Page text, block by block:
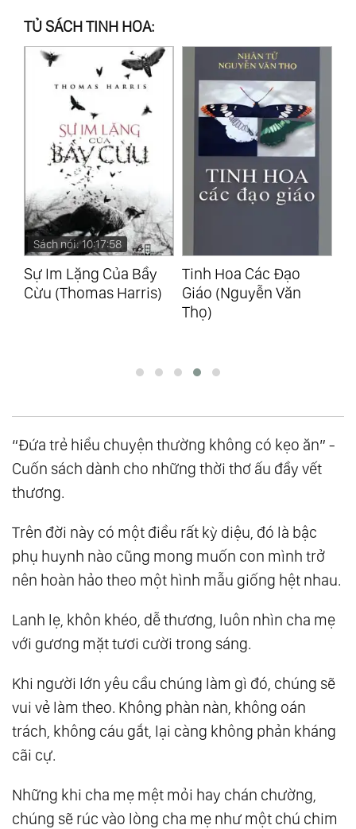
TỦ SÁCH TINH HOA:
Sách nói: 10:17:58
Sự Im Lặng Của Bầy
Cừu (Thomas Harris)
Tinh Hoa Các Đạo
Giáo (Nguyễn Văn
Thọ)
“Đứa trẻ hiểu chuyện thường không có kẹo ăn” -
Cuốn sách dành cho những thời thơ ấu đầy vết
thương.
Trên đời này có một điều rất kỳ diệu, đó là bậc
phụ huynh nào cũng mong muốn con mình trở
nên hoàn hảo theo một hình mẫu giống hệt nhau.
Lanh lẹ, khôn khéo, dễ thương, luôn nhìn cha mẹ
với gương mặt tươi cười trong sáng.
Khi người lớn yêu cầu chúng làm gì đó, chúng sẽ
vui vẻ làm theo. Không phàn nàn, không oán
trách, không cáu gắt, lại càng không phản kháng
cãi cự.
Những khi cha mẹ mệt mỏi hay chán chường,
chúng sẽ rúc vào lòng cha mẹ như một chú chim